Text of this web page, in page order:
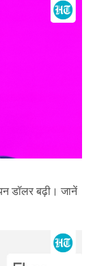
डॉलर बढ़ी। जानें